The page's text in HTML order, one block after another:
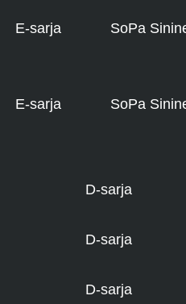
E-sarja SoPa
E-sarja SoPa
D-sarja
D-sarja
D-sarja